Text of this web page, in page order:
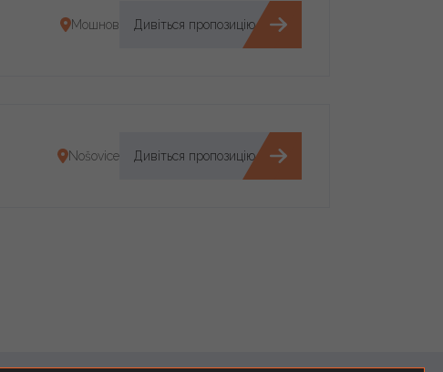
Мошнов Дивіться пропозицію
Nošovice Дивіться пропозицію